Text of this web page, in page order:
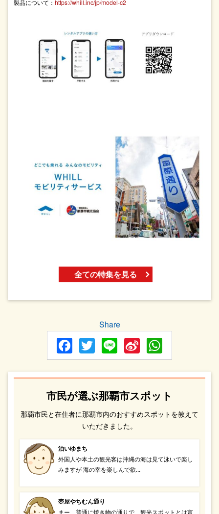
製品について： https://whill.inc/jp/model-c2
全ての特集を見る
Share
Facebook
Twitter
LineSina
Weibo
市民が選ぶ那覇市スポット
那覇市民と在住者に那覇市内のおすすめスポットを教えて
いただきました。
泊いゆまち
外国人や本土の観光客は沖縄の海は見て泳いで楽し
みますが 海の幸を楽しんで欲...
壺屋やちむん通り
まー、普通に焼き物の通りで、観光スポットとは言